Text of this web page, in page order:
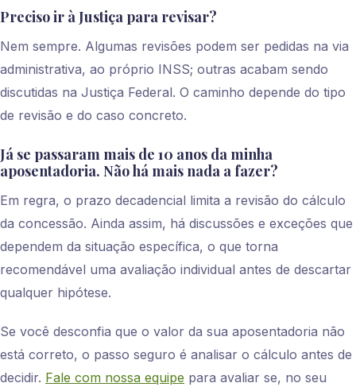
Preciso ir à Justiça para revisar?
Nem sempre. Algumas revisões podem ser pedidas na via
administrativa, ao próprio INSS; outras acabam sendo
discutidas na Justiça Federal. O caminho depende do tipo
de revisão e do caso concreto.
Já se passaram mais de 10 anos da minha
aposentadoria. Não há mais nada a fazer?
Em regra, o prazo decadencial limita a revisão do cálculo
da concessão. Ainda assim, há discussões e exceções que
dependem da situação específica, o que torna
recomendável uma avaliação individual antes de descartar
qualquer hipótese.
Se você desconfia que o valor da sua aposentadoria não
está correto, o passo seguro é analisar o cálculo antes de
decidir. Fale com nossa equipe para avaliar se, no seu